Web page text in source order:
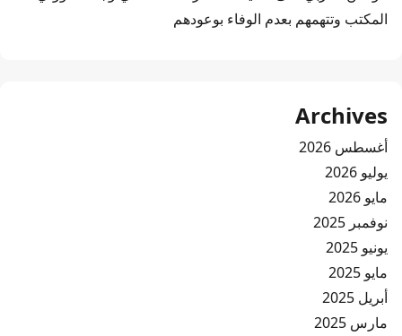
المكتب وتتهمهم بعدم الوفاء بوعودهم
Archives
أغسطس 2026
يوليو 2026
مايو 2026
نوفمبر 2025
يونيو 2025
مايو 2025
أبريل 2025
مارس 2025